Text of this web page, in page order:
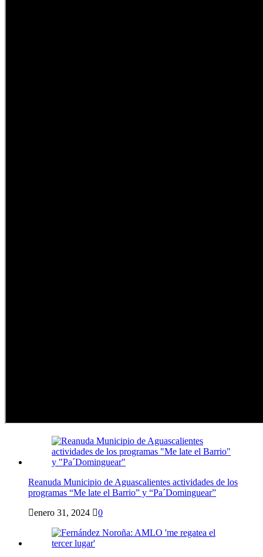
Reanuda Municipio de Aguascalientes actividades de los
programas “Me late el Barrio” y “Pa´Dominguear”
enero 31, 2024
0